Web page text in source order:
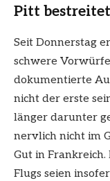
Pitt
Seit Donnerstag
schwere
dokumentierte
nicht der erste
länger darunter
nervlich nicht im
Gut in
Flugs seien